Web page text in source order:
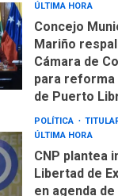
ÚLTIMA HORA
Concejo
Mariño
Cámara de
para reforma
de Puerto
POLÍTICA
ÚLTIMA HORA
CNP plantea
Libertad de
en agenda de